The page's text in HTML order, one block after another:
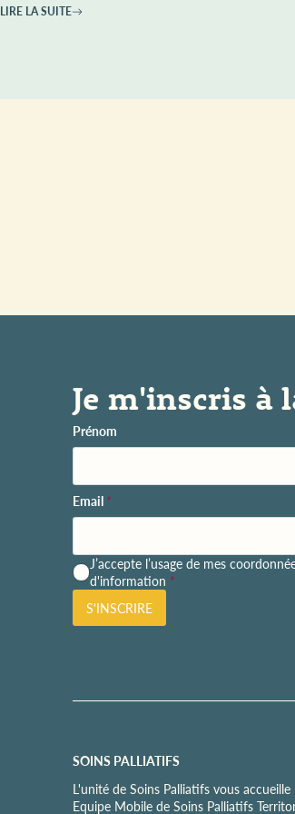
LIRE LA SUITE
Je m'inscris à
Prénom
Email *
P
o
l
t
e
c
o
n
f
J’accepte l’usage de mes
d'information *
S'INSCRIRE
SOINS PALLIATIFS
L'unité de Soins Palliatifs vous accueille
Equipe Mobile de Soins Palliatifs